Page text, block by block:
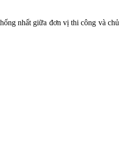
nhất giữa đơn vị thi công và chủ